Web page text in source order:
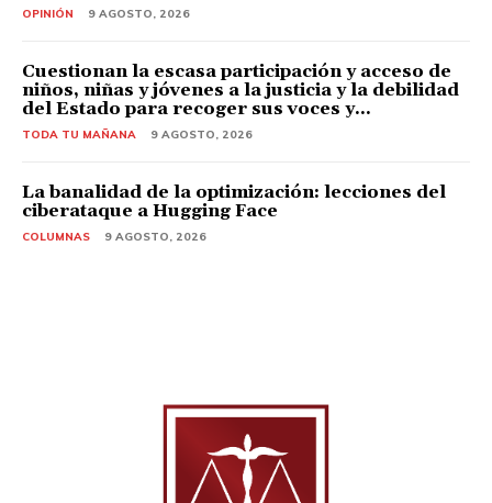
OPINIÓN 9 AGOSTO, 2026
Cuestionan la escasa participación y acceso de
niños, niñas y jóvenes a la justicia y la debilidad
del Estado para recoger sus voces y...
TODA TU MAÑANA 9 AGOSTO, 2026
La banalidad de la optimización: lecciones del
ciberataque a Hugging Face
COLUMNAS 9 AGOSTO, 2026